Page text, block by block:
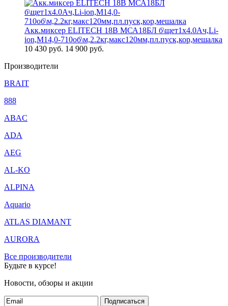
Акк.миксер ELITECH 18В МСА18БЛ б\щет1х4.0Ач,Li-
ion,М14,0-710об\м,2.2кг,макс120мм,пл.пуск,кор,мешалка
10 430 руб. 14 900 руб.
Производители
BRAIT
888
ABAC
ADA
AEG
AL-KO
ALPINA
Aquario
ATLAS DIAMANT
AURORA
Все производители
Будьте в курсе!
Новости, обзоры и акции
Подписаться